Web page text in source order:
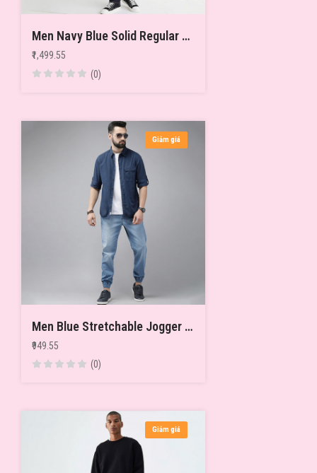
Men Navy Blue Solid Regular Jeans
₹1,499.55
(0)
Giảm giá
Men Blue Stretchable Jogger Jeans
₹949.55
(0)
Giảm giá